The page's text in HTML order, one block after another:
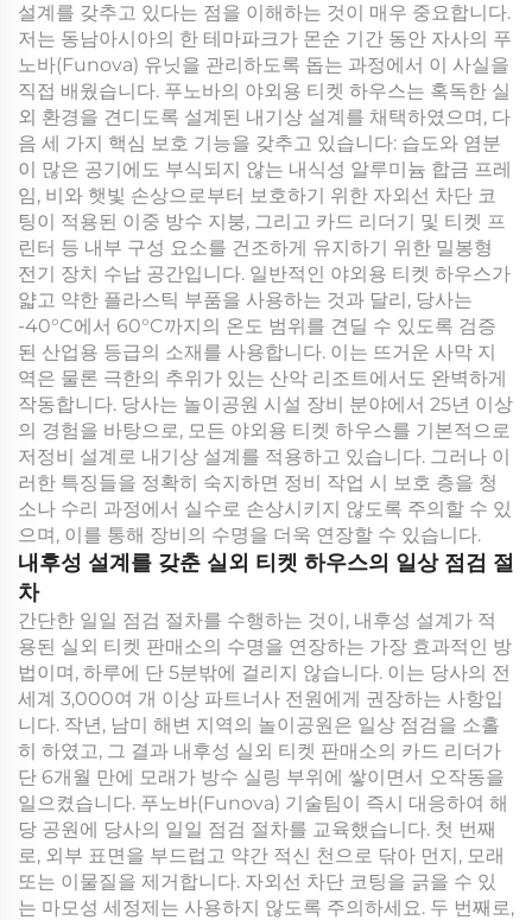
설계를 갖추고 있다는 점을 이해하는 것이 매우 중요합니다.
저는 동남아시아의 한 테마파크가 몬순 기간 동안 자사의 푸
노바(Funova) 유닛을 관리하도록 돕는 과정에서 이 사실을
직접 배웠습니다. 푸노바의 야외용 티켓 하우스는 혹독한 실
외 환경을 견디도록 설계된 내기상 설계를 채택하였으며, 다
음 세 가지 핵심 보호 기능을 갖추고 있습니다: 습도와 염분
이 많은 공기에도 부식되지 않는 내식성 알루미늄 합금 프레
임, 비와 햇빛 손상으로부터 보호하기 위한 자외선 차단 코
팅이 적용된 이중 방수 지붕, 그리고 카드 리더기 및 티켓 프
린터 등 내부 구성 요소를 건조하게 유지하기 위한 밀봉형
전기 장치 수납 공간입니다. 일반적인 야외용 티켓 하우스가
얇고 약한 플라스틱 부품을 사용하는 것과 달리, 당사는
-40°C에서 60°C까지의 온도 범위를 견딜 수 있도록 검증
된 산업용 등급의 소재를 사용합니다. 이는 뜨거운 사막 지
역은 물론 극한의 추위가 있는 산악 리조트에서도 완벽하게
작동합니다. 당사는 놀이공원 시설 장비 분야에서 25년 이상
의 경험을 바탕으로, 모든 야외용 티켓 하우스를 기본적으로
저정비 설계로 내기상 설계를 적용하고 있습니다. 그러나 이
러한 특징들을 정확히 숙지하면 정비 작업 시 보호 층을 청
소나 수리 과정에서 실수로 손상시키지 않도록 주의할 수 있
으며, 이를 통해 장비의 수명을 더욱 연장할 수 있습니다.
내후성 설계를 갖춘 실외 티켓 하우스의 일상 점검 절
차
간단한 일일 점검 절차를 수행하는 것이, 내후성 설계가 적
용된 실외 티켓 판매소의 수명을 연장하는 가장 효과적인 방
법이며, 하루에 단 5분밖에 걸리지 않습니다. 이는 당사의 전
세계 3,000여 개 이상 파트너사 전원에게 권장하는 사항입
니다. 작년, 남미 해변 지역의 놀이공원은 일상 점검을 소홀
히 하였고, 그 결과 내후성 실외 티켓 판매소의 카드 리더가
단 6개월 만에 모래가 방수 실링 부위에 쌓이면서 오작동을
일으켰습니다. 푸노바(Funova) 기술팀이 즉시 대응하여 해
당 공원에 당사의 일일 점검 절차를 교육했습니다. 첫 번째
로, 외부 표면을 부드럽고 약간 적신 천으로 닦아 먼지, 모래
또는 이물질을 제거합니다. 자외선 차단 코팅을 긁을 수 있
는 마모성 세정제는 사용하지 않도록 주의하세요. 두 번째로,